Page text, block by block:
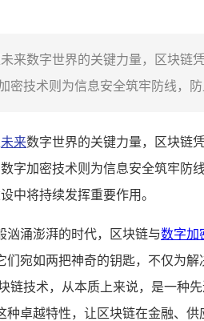
来数字世界的关键力量，区块
密技术则为信息安全筑牢防线，
未来数字世界的关键力量，区块链
字加密技术则为信息安全筑牢
中将持续发挥重要作用。
汹涌澎湃的时代，区块链与数字加
宛如两把神奇的钥匙，不仅为
链技术，从本质上来说，是一种
卓越特性，让区块链在金融、